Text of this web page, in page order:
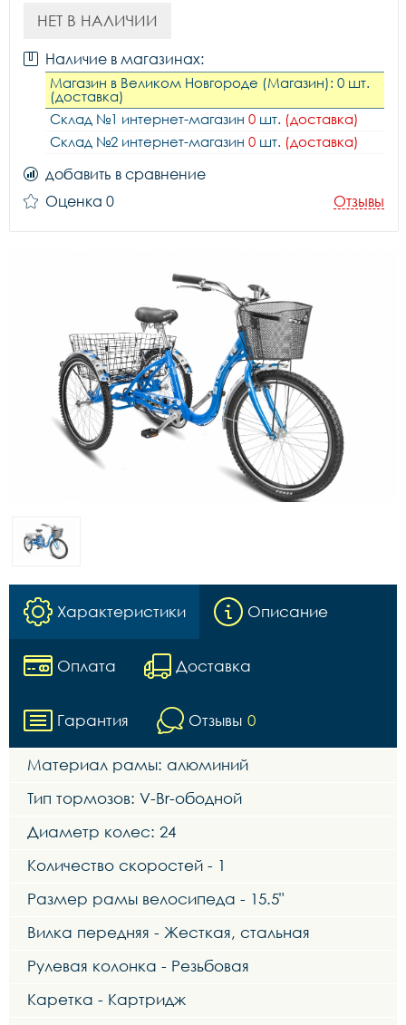
НЕТ В НАЛИЧИИ
Наличие в магазинах:
Магазин в Великом Новгороде (Магазин): 0 шт.
(доставка)
Склад №1 интернет-магазин 0 шт. (доставка)
Склад №2 интернет-магазин 0 шт. (доставка)
добавить в сравнение
Оценка 0
Отзывы
Характеристики Описание
Оплата Доставка
Гарантия Отзывы 0
Материал рамы: алюминий
Тип тормозов: V-Br-ободной
Диаметр колес: 24
Количество скоростей - 1
Размер рамы велосипеда - 15.5"
Вилка передняя - Жесткая, стальная
Рулевая колонка - Резьбовая
Каретка - Картридж